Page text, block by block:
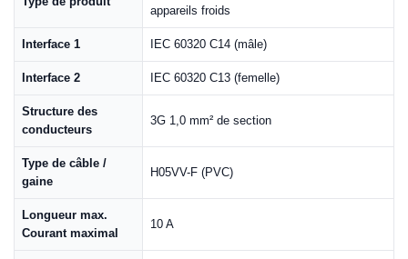
appareils froids
Interface 1 IEC 60320 C14 (mâle)
Interface 2 IEC 60320 C13 (femelle)
Structure des
conducteurs
3G 1,0 mm² de section
Type de câble /
gaine
H05VV-F (PVC)
Longueur max.
Courant maximal
10 A